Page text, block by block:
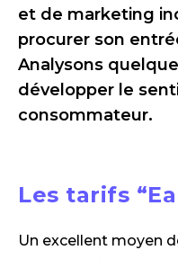
et de marketing
procurer son
Analysons
développer le
consommateur.
Les tarifs
Un excellent moyen